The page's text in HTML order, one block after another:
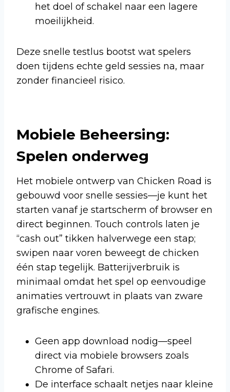
het doel of schakel naar een lagere
moeilijkheid.
Deze snelle testlus bootst wat spelers
doen tijdens echte geld sessies na, maar
zonder financieel risico.
Mobiele Beheersing:
Spelen onderweg
Het mobiele ontwerp van Chicken Road is
gebouwd voor snelle sessies—je kunt het
starten vanaf je startscherm of browser en
direct beginnen. Touch controls laten je
“cash out” tikken halverwege een stap;
swipen naar voren beweegt de chicken
één stap tegelijk. Batterijverbruik is
minimaal omdat het spel op eenvoudige
animaties vertrouwt in plaats van zware
grafische engines.
Geen app download nodig—speel
direct via mobiele browsers zoals
Chrome of Safari.
De interface schaalt netjes naar kleine